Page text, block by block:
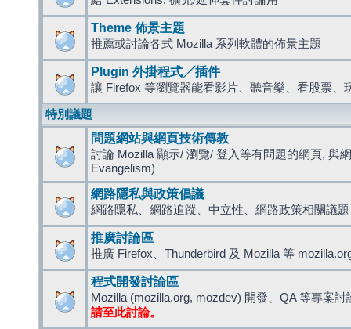
Theme 佈景主題
推薦或討論各式 Mozilla 系列軟體的佈景主題
Plugin 外掛程式╱插件
讓 Firefox 等瀏覽器能看影片、聽音樂、看股票、
特別議題
問題網站與網頁技術傳教
討論 Mozilla 顯示/ 瀏覽/ 登入等有問題的網頁, 與
Evangelism)
網路隱私與政策倡議
網路隱私、網路追蹤、中立性、網路政策相關議題
推廣討論區
推廣 Firefox、Thunderbird 及 Mozilla 等
程式開發討論區
Mozilla (mozilla.org, mozdev) 開發、QA 等專案討
請至此討論。